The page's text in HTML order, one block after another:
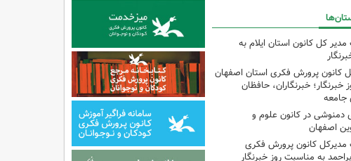
مدیر کل کانون استان ایلام به
کانون پرورش فکری استان اصفهان
خبرنگاران، حافظان
جامعه
دمنوشی در کانون علوم و
اصفهان
مدیرکل کانون پرورش فکری
به مناسبت روز خبرنگار